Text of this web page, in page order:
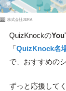
PR 株式会社JERA
QuizKnockの
「QuizKnock名
で、おすすめの
ずっと応援して